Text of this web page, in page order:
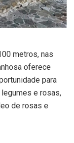
metros, nas
oferece
para
e rosas,
de rosas e